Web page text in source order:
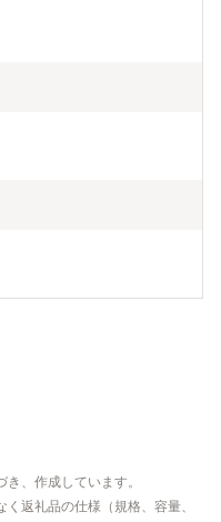
、作成しています。
返礼品の仕様（規格、容量、